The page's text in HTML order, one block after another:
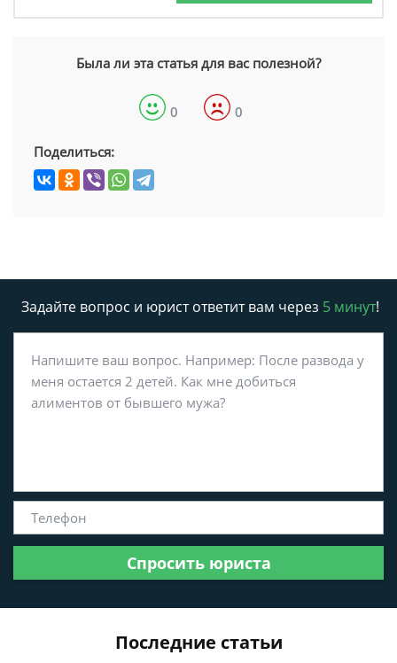
Была ли эта статья для вас полезной?
0 0
Поделиться:
Задайте вопрос и юрист ответит вам через 5 минут!
Спросить юриста
Последние статьи